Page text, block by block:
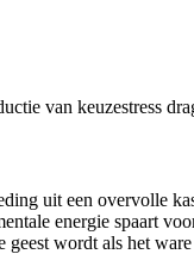
van keuzestress
uit een overvolle
energie spaart
wordt als het